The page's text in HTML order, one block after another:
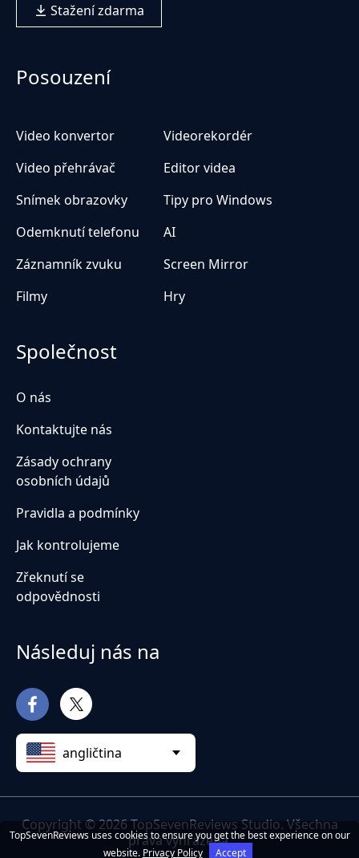
Stažení zdarma
Posouzení
Video konvertor
Videorekordér
Video přehrávač
Editor videa
Snímek obrazovky
Tipy pro Windows
Odemknutí telefonu
AI
Záznamník zvuku
Screen Mirror
Filmy
Hry
Společnost
O nás
Kontaktujte nás
Zásady ochrany
osobních údajů
Pravidla a podmínky
Jak kontrolujeme
Zřeknutí se
odpovědnosti
Následuj nás na
angličtina
Copyright © 2026 TopSevenReviews Studio. Všechna
práva vyhrazena.
TopSevenReviews uses cookies to ensure you get the best experience on our
website. Privacy Policy Accept